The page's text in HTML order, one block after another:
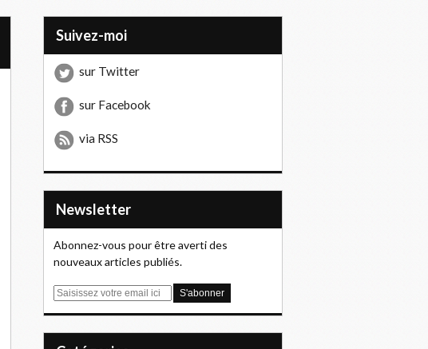
Suivez-moi
sur Twitter
sur Facebook
via RSS
Newsletter
Abonnez-vous pour être averti des
nouveaux articles publiés.
E